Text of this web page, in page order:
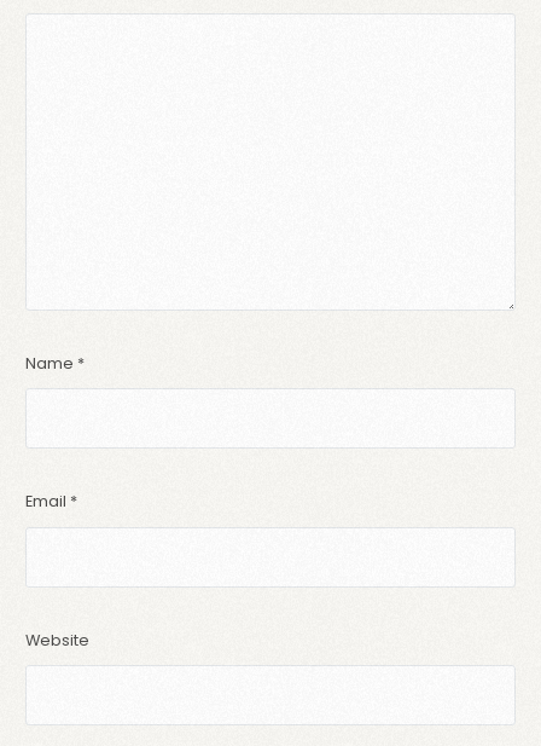
Name *
Email *
Website